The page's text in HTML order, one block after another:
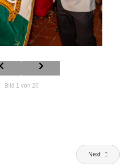
Bild 1 von 26
Next